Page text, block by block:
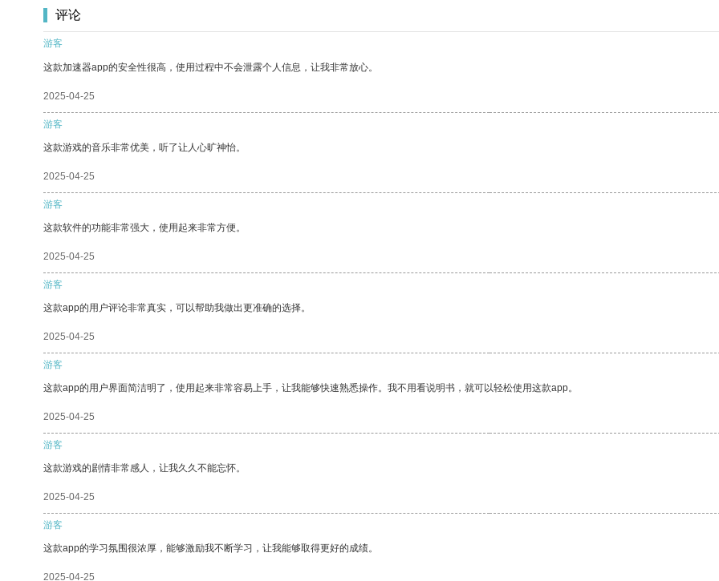
评论
游客
这款加速器app的安全性很高，使用过程中不会泄露个人信息，让我非常放心。
2025-04-25
游客
这款游戏的音乐非常优美，听了让人心旷神怡。
2025-04-25
游客
这款软件的功能非常强大，使用起来非常方便。
2025-04-25
游客
这款app的用户评论非常真实，可以帮助我做出更准确的选择。
2025-04-25
游客
这款app的用户界面简洁明了，使用起来非常容易上手，让我能够快速熟悉操作。我不用看说明书，就可以轻松使用这款app。
2025-04-25
游客
这款游戏的剧情非常感人，让我久久不能忘怀。
2025-04-25
游客
这款app的学习氛围很浓厚，能够激励我不断学习，让我能够取得更好的成绩。
2025-04-25